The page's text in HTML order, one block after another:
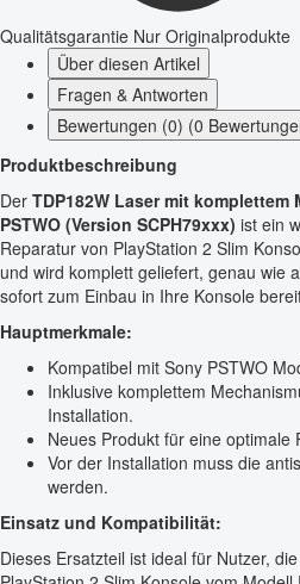
Qualitätsgarantie Nur Originalprodukte
Über diesen Artikel
Fragen & Antworten
Bewertungen (0) (0
Produktbeschreibung
Der TDP182W Laser mit
PSTWO (Version SCPH79xxx) ist ein
Reparatur von PlayStation 2 Slim
und wird komplett geliefert, genau wie
sofort zum Einbau in Ihre Konsole
Hauptmerkmale:
Kompatibel mit Sony PSTWO
Inklusive komplettem
Installation.
Neues Produkt für eine optimale
Vor der Installation muss die
werden.
Einsatz und Kompatibilität:
Dieses Ersatzteil ist ideal für Nutzer,